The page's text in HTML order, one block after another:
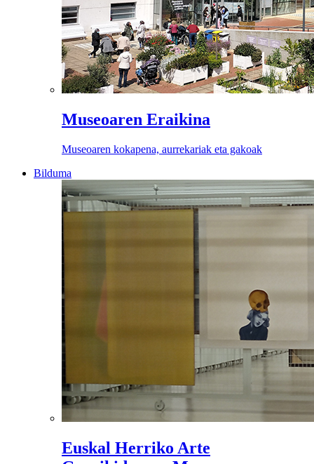
Museoaren Eraikina
Museoaren kokapena, aurrekariak eta gakoak
Bilduma
Euskal Herriko Arte